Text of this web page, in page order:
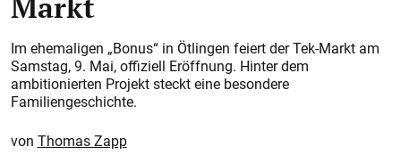
Im ehemaligen „Bonus“ in Ötlingen feiert der Tek-Markt am
Samstag, 9. Mai, offiziell Eröffnung. Hinter dem
ambitionierten Projekt steckt eine besondere
Familiengeschichte.
Thomas Zapp